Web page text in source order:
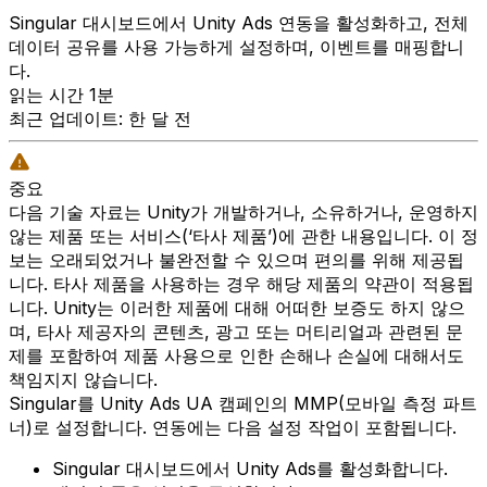
Singular 대시보드에서 Unity Ads 연동을 활성화하고, 전체
데이터 공유를 사용 가능하게 설정하며, 이벤트를 매핑합니
다.
읽는 시간 1분
최근 업데이트: 한 달 전
중요
다음 기술 자료는 Unity가 개발하거나, 소유하거나, 운영하지
않는 제품 또는 서비스(‘타사 제품’)에 관한 내용입니다. 이 정
보는 오래되었거나 불완전할 수 있으며 편의를 위해 제공됩
니다. 타사 제품을 사용하는 경우 해당 제품의 약관이 적용됩
니다. Unity는 이러한 제품에 대해 어떠한 보증도 하지 않으
며, 타사 제공자의 콘텐츠, 광고 또는 머티리얼과 관련된 문
제를 포함하여 제품 사용으로 인한 손해나 손실에 대해서도
책임지지 않습니다.
Singular를 Unity Ads UA 캠페인의 MMP(모바일 측정 파트
너)로 설정합니다. 연동에는 다음 설정 작업이 포함됩니다.
Singular 대시보드에서 Unity Ads를 활성화합니다.